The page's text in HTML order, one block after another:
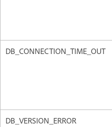
DB_CONNECTION_TIME_OUT
DB_VERSION_ERROR